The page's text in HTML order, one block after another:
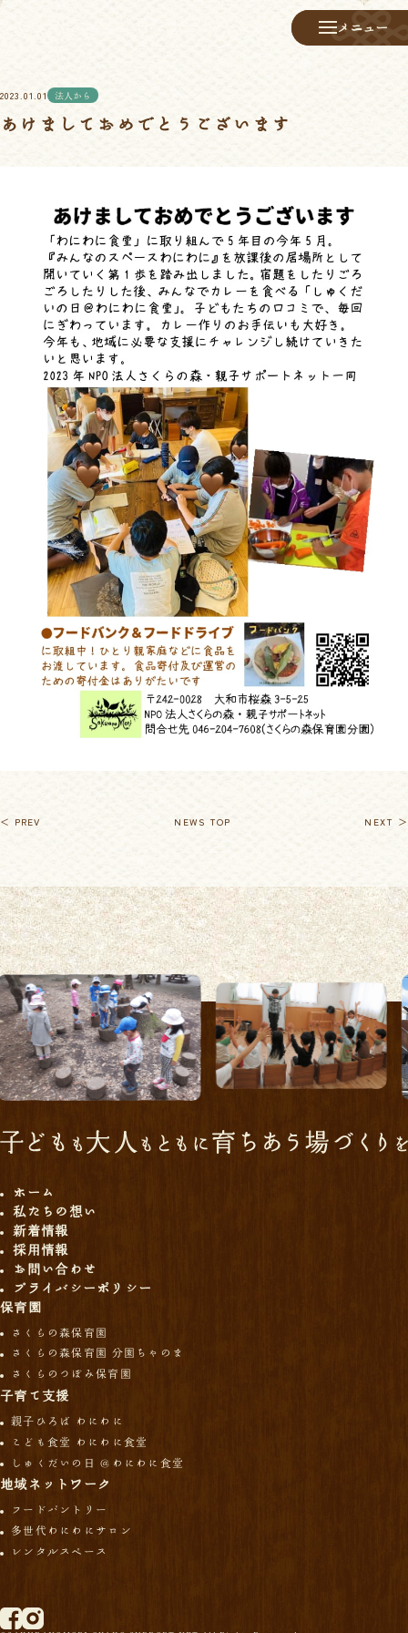
メニュー
メニュー
2023.01.01 法人から
あけましておめでとうございます
＜ PREV NEWS TOP NEXT ＞
ホーム
私たちの想い
新着情報
採用情報
お問い合わせ
プライバシーポリシー
保育園
さくらの森保育園
さくらの森保育園 分園ちゃのま
さくらのつぼみ保育園
子育て支援
親子ひろば わにわに
こども食堂 わにわに食堂
しゅくだいの日 ＠わにわに食堂
地域ネットワーク
フードパントリー
多世代わにわにサロン
レンタルスペース